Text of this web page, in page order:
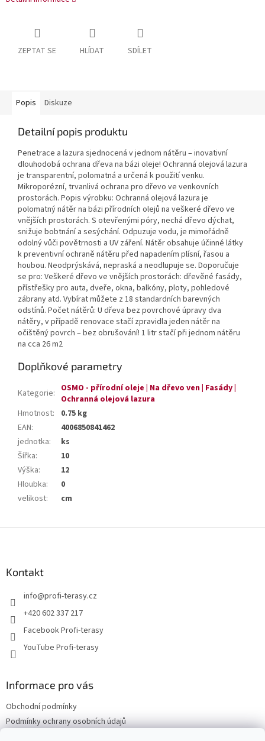
ZEPTAT SE HLÍDAT SDÍLET
Popis Diskuze
Detailní popis produktu
Penetrace a lazura sjednocená v jednom nátěru – inovativní
dlouhodobá ochrana dřeva na bázi oleje! Ochranná olejová lazura
je transparentní, polomatná a určená k použití venku.
Mikroporézní, trvanlivá ochrana pro dřevo ve venkovních
prostorách. Popis výrobku: Ochranná olejová lazura je
polomatný nátěr na bázi přírodních olejů na veškeré dřevo ve
vnějších prostorách. S otevřenými póry, nechá dřevo dýchat,
snižuje bobtnání a sesýchání. Odpuzuje vodu, je mimořádně
odolný vůči povětrnosti a UV záření. Nátěr obsahuje účinné látky
k preventivní ochraně nátěru před napadením plísní, řasou a
houbou. Neodprýskává, nepraská a neodlupuje se. Doporučuje
se pro: Veškeré dřevo ve vnějších prostorách: dřevěné fasády,
přístřešky pro auta, dveře, okna, balkóny, ploty, pohledové
zábrany atd. Vybírat můžete z 18 standardních barevných
odstínů. Počet nátěrů: U dřeva bez povrchové úpravy dva
nátěry, v případě renovace stačí zpravidla jeden nátěr na
očištěný povrch – bez obrušování! 1 litr stačí při jednom nátěru
na cca 26 m2
Doplňkové parametry
Kategorie: OSMO - přírodní oleje | Na dřevo ven | Fasády |
Ochranná olejová lazura
Hmotnost:
0.75 kg
EAN:
4006850841462
jednotka:
ks
Šířka:
10
Výška:
12
Hloubka:
0
velikost: cm
Kontakt
info@profi-terasy.cz
+420 602 337 217
Facebook Profi-terasy
YouTube Profi-terasy
Informace pro vás
Obchodní podmínky
Podmínky ochrany osobních údajů